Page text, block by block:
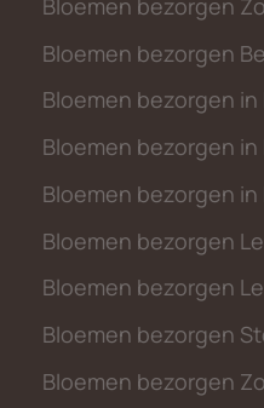
Bloemen bezorgen
Bloemen bezorgen
Bloemen bezorgen
Bloemen bezorgen
Bloemen bezorgen
Bloemen bezorgen
Bloemen bezorgen
Bloemen bezorgen
Bloemen bezorgen